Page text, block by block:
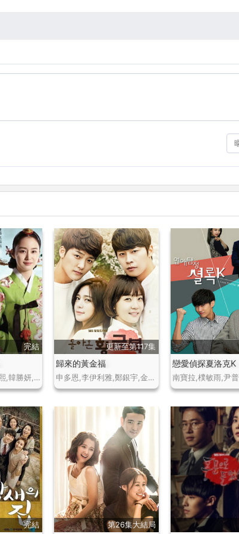
完結
金泰熙,劉亞仁,在熙,韓勝妍,洪秀賢,李相燁,成東日,尹由善,楊美京
更新至第117集
歸來的黃金福
申多恩,李伊利雅,鄭銀宇,金鎮佑
戀愛偵探夏洛克K
完結 第26集大結局